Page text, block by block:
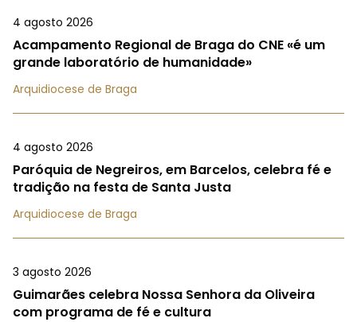
4 agosto 2026
Acampamento Regional de Braga do CNE «é um
grande laboratório de humanidade»
Arquidiocese de Braga
4 agosto 2026
Paróquia de Negreiros, em Barcelos, celebra fé e
tradição na festa de Santa Justa
Arquidiocese de Braga
3 agosto 2026
Guimarães celebra Nossa Senhora da Oliveira
com programa de fé e cultura